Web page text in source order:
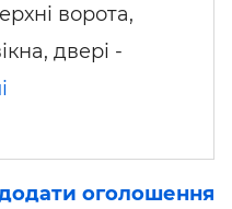
ворота,
двері -
оголошення